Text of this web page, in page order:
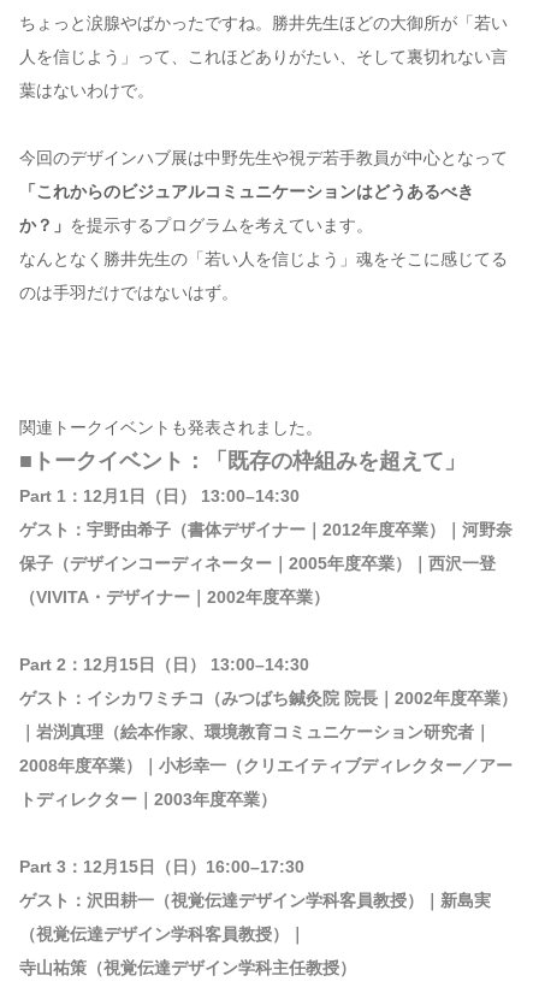
ちょっと涙腺やばかったですね。勝井先生ほどの大御所が「若い
人を信じよう」って、これほどありがたい、そして裏切れない言
葉はないわけで。
今回のデザインハブ展は中野先生や視デ若手教員が中心となって
「これからのビジュアルコミュニケーションはどうあるべき
か？」 を提示するプログラムを考えています。
なんとなく勝井先生の「若い人を信じよう」魂をそこに感じてる
のは手羽だけではないはず。
関連トークイベントも発表されました。
■トークイベント：「既存の枠組みを超えて」
Part 1：12月1日（日） 13:00–14:30
ゲスト：宇野由希子（書体デザイナー｜2012年度卒業）｜河野奈
保子（デザインコーディネーター｜2005年度卒業）｜西沢一登
（VIVITA・デザイナー｜2002年度卒業）
Part 2：12月15日（日） 13:00–14:30
ゲスト：イシカワミチコ（みつばち鍼灸院 院長｜2002年度卒業）
｜岩渕真理（絵本作家、環境教育コミュニケーション研究者｜
2008年度卒業）｜小杉幸一（クリエイティブディレクター／アー
トディレクター｜2003年度卒業）
Part 3：12月15日（日）16:00–17:30
ゲスト：沢田耕一（視覚伝達デザイン学科客員教授）｜新島実
（視覚伝達デザイン学科客員教授）｜
寺山祐策（視覚伝達デザイン学科主任教授）